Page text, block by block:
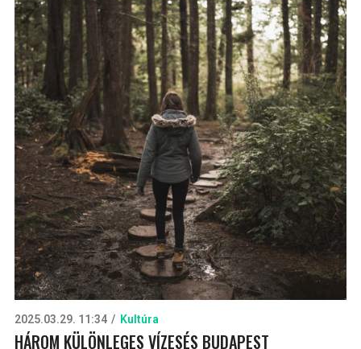
2025.03.29. 11:34 Kultúra
HÁROM KÜLÖNLEGES VÍZESÉS BUDAPEST